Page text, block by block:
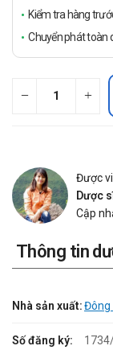
Kiểm tra hàng
Chuyển phát toàn
Được
Dược
Cập
Thông tin
Nhà sản xuất:Đông
Số đăng ký: